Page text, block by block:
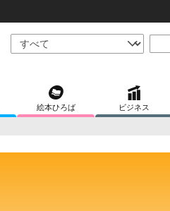
絵本ひろば ビジネス